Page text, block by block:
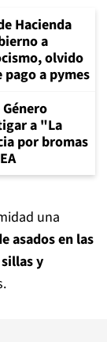
Hacienda
a
olvido
a pymes
a "La
por bromas
una
asados en las
y